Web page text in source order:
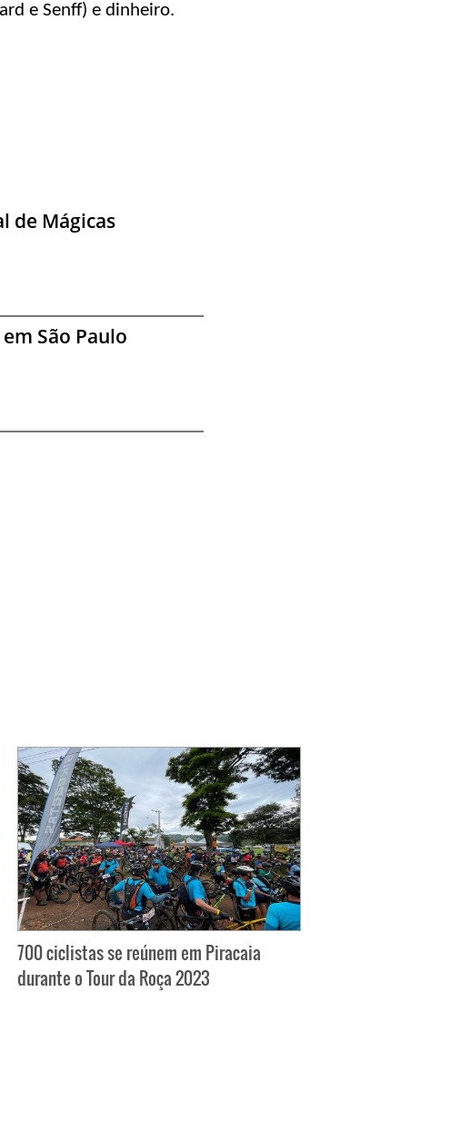
e Senff) e dinheiro.
de Mágicas
São Paulo
700 ciclistas se reúnem em Piracaia
durante o Tour da Roça 2023